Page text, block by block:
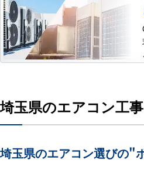
埼玉県のエアコン工事
埼玉県のエアコン選びの"